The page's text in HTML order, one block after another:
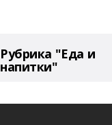
Рубрика "Еда и
напитки"